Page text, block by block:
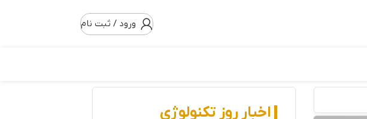
ورود / ثبت نام
اخبار روز تکنولوژی